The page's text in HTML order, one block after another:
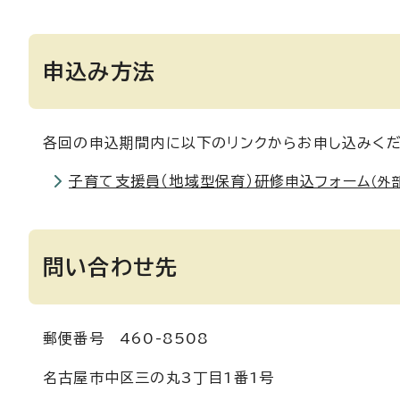
申込み方法
各回の申込期間内に以下のリンクからお申し込みくだ
子育て支援員（地域型保育）研修申込フォーム （外
問い合わせ先
郵便番号 460-8508
名古屋市中区三の丸3丁目1番1号